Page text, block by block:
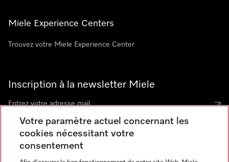
Miele Experience Centers
Trouvez votre Miele Experience Center
Inscription à la newsletter Miele
Contact contact@miele-support.be
Votre paramètre actuel concernant les
cookies nécessitant votre
consentement